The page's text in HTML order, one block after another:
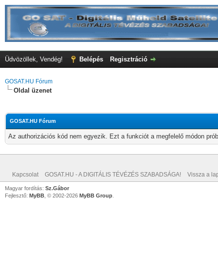
Üdvözöllek, Vendég! Belépés Regisztráció
GOSAT.HU Fórum
Oldal üzenet
GOSAT.HU Fórum
Az authorizációs kód nem egyezik. Ezt a funkciót a megfelelő módon
Kapcsolat GOSAT.HU - A DIGITÁLIS TÉVÉZÉS SZABADSÁGA! Vissza a
Magyar fordítás: Sz.Gábor
Fejlesztő: MyBB , © 2002-2026 MyBB Group